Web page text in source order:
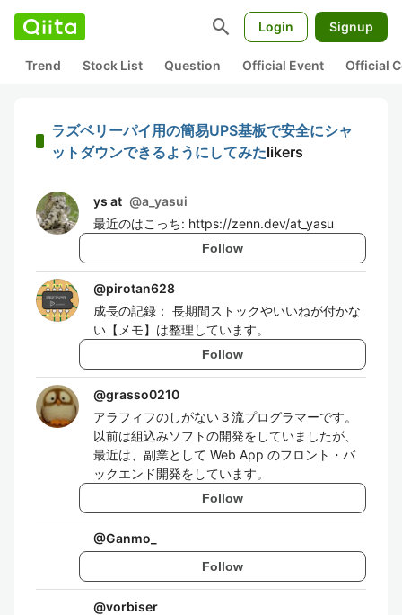
search Login Signup
Trend Stock List Question Official Event Official
ラズベリーパイ用の簡易UPS基板で安全にシャ
ットダウンできるようにしてみたlikers
ys at @a_yasui
最近のはこっち: https://zenn.dev/at_yasu
Follow
@pirotan628
成長の記録： 長期間ストックやいいねが付かな
い【メモ】は整理しています。
Follow
@grasso0210
アラフィフのしがない３流プログラマーです。
以前は組込みソフトの開発をしていましたが、
最近は、副業として Web App のフロント・バ
ックエンド開発をしています。
Follow
@Ganmo_
Follow
@vorbiser